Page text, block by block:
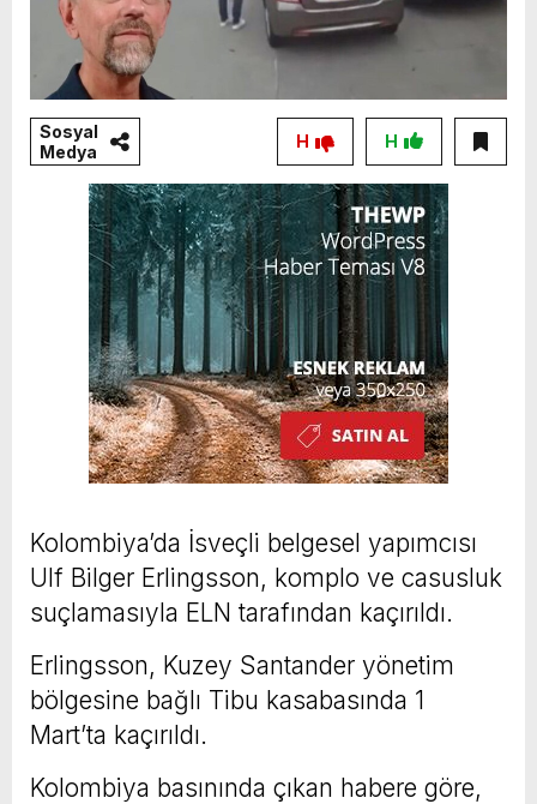
Sosyal
Medya
H
H
Kolombiya’da İsveçli belgesel yapımcısı
Ulf Bilger Erlingsson, komplo ve casusluk
suçlamasıyla ELN tarafından kaçırıldı.
Erlingsson, Kuzey Santander yönetim
bölgesine bağlı Tibu kasabasında 1
Mart’ta kaçırıldı.
Kolombiya basınında çıkan habere göre,